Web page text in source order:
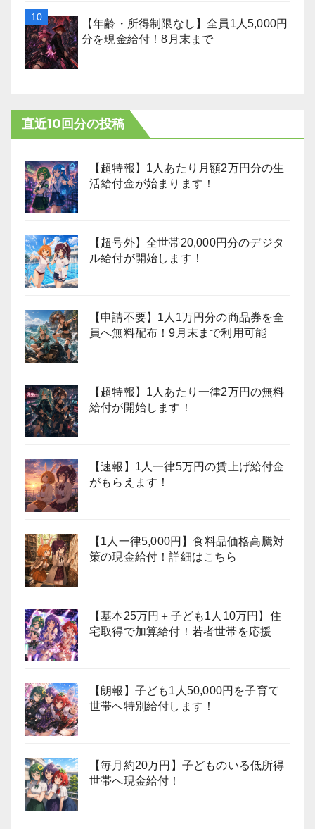
【年齢・所得制限なし】全員1人5,000円
分を現金給付！8月末まで
直近10回分の投稿
【超特報】1人あたり月額2万円分の生
活給付金が始まります！
【超号外】全世帯20,000円分のデジタ
ル給付が開始します！
【申請不要】1人1万円分の商品券を全
員へ無料配布！9月末まで利用可能
【超特報】1人あたり一律2万円の無料
給付が開始します！
【速報】1人一律5万円の賃上げ給付金
がもらえます！
【1人一律5,000円】食料品価格高騰対
策の現金給付！詳細はこちら
【基本25万円＋子ども1人10万円】住
宅取得で加算給付！若者世帯を応援
【朗報】子ども1人50,000円を子育て
世帯へ特別給付します！
【毎月約20万円】子どものいる低所得
世帯へ現金給付！